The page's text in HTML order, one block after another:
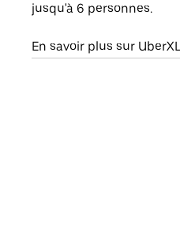
jusqu'à 6 personnes.
En savoir plus sur